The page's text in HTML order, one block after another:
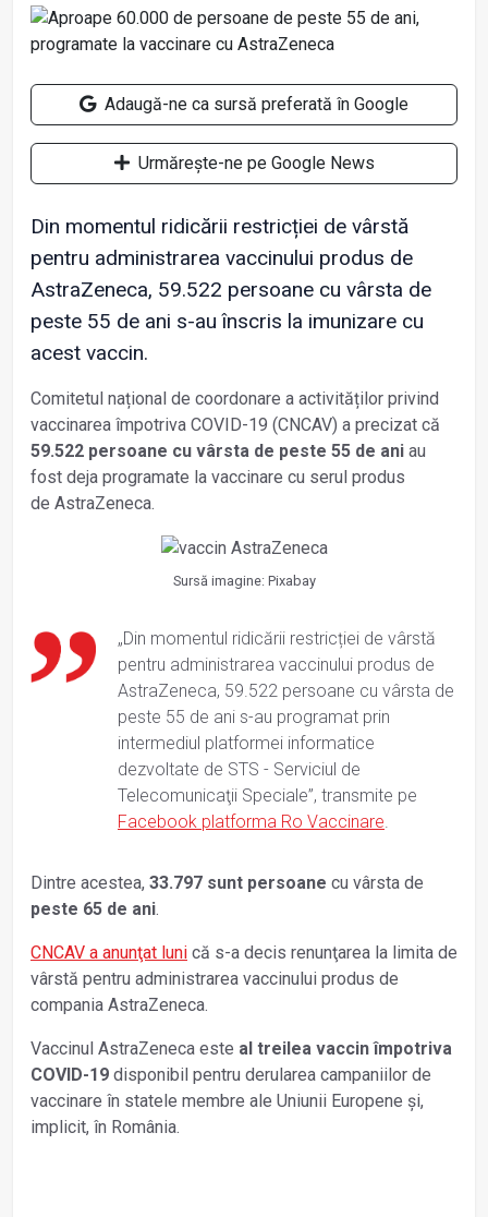
Adaugă-ne ca sursă preferată în Google
Urmărește-ne pe Google News
Din momentul ridicării restricției de vârstă
pentru administrarea vaccinului produs de
AstraZeneca, 59.522 persoane cu vârsta de
peste 55 de ani s-au înscris la imunizare cu
acest vaccin.
Comitetul național de coordonare a activităților privind
vaccinarea împotriva COVID-19 (CNCAV) a precizat că
59.522 persoane cu vârsta de peste 55 de ani au
fost deja programate la vaccinare cu serul produs
de AstraZeneca.
Sursă imagine: Pixabay
„Din momentul ridicării restricției de vârstă
pentru administrarea vaccinului produs de
AstraZeneca, 59.522 persoane cu vârsta de
peste 55 de ani s-au programat prin
intermediul platformei informatice
dezvoltate de STS - Serviciul de
Telecomunicaţii Speciale”, transmite pe
Facebook platforma Ro Vaccinare
Dintre acestea, 33.797 sunt persoane cu vârsta de
peste 65 de ani.
CNCAV a anunţat luni că s-a decis renunţarea la limita de
vârstă pentru administrarea vaccinului produs de
compania AstraZeneca.
Vaccinul AstraZeneca este al treilea vaccin împotriva
COVID-19 disponibil pentru derularea campaniilor de
vaccinare în statele membre ale Uniunii Europene şi,
implicit, în România.